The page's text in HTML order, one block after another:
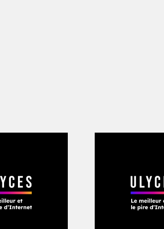
par une mélodie au